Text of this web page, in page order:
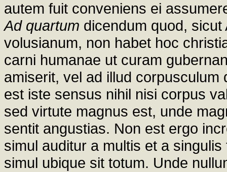
autem fuit conveniens ei
Ad quartum dicendum quod,
volusianum, non habet hoc
carni humanae ut curam
amiserit, vel ad illud
est iste sensus nihil nisi corpus
sed virtute magnus est, unde
sentit angustias. Non est ergo
simul auditur a multis et a
simul ubique sit totum. Unde